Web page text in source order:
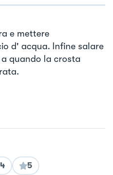
e mettere
d' acqua. Infine salare
quando la crosta
4 5